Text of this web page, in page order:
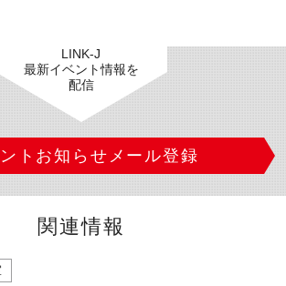
LINK-J
最新イベント情報を
配信
トお知らせメール登録
関連情報